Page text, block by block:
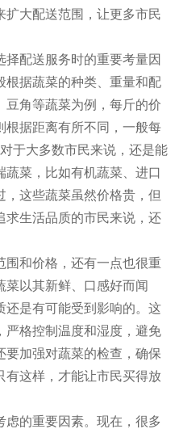
扩大配送范围，让更多市民
配送服务时的重要考量因
根据蔬菜的种类、重量和配
豆角等蔬菜为例，每斤的价
根据距离有所不同，一般每
于大多数市民来说，还是能
菜，比如有机蔬菜、进口
这些蔬菜虽然价格贵，但
求生活品质的市民来说，还
围和价格，还有一点也很重
菜以其新鲜、口感好而闻
还是有可能受到影响的。这
严格控制温度和湿度，避免
要加强对蔬菜的检查，确保
有这样，才能让市民买得放
虑的重要因素。现在，很多